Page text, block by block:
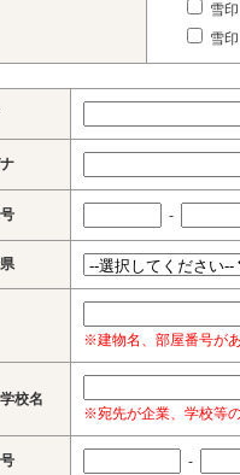
雪
雪
-
※建物名、部屋番号が
校名
※宛先が企業、学校等
-